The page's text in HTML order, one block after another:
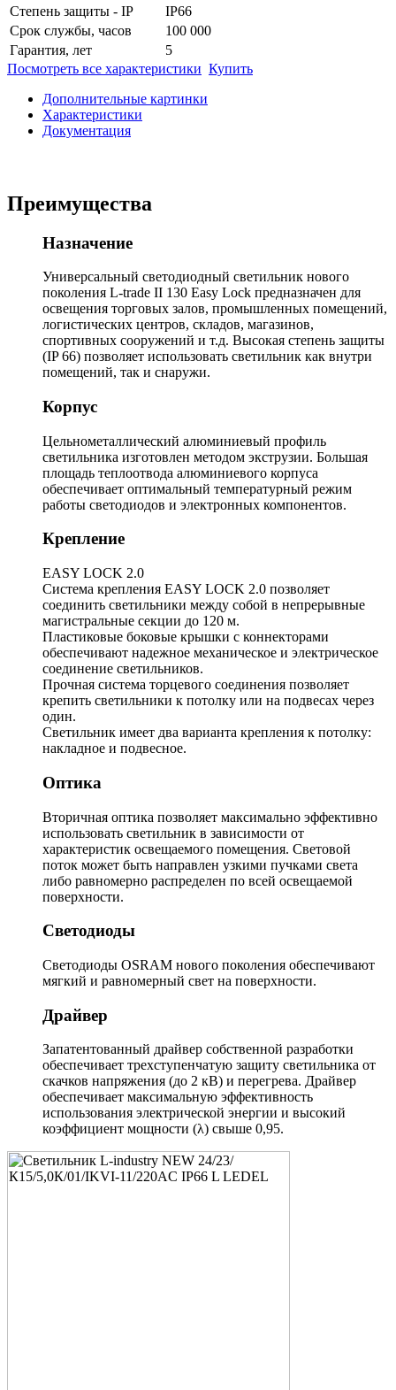
Степень защиты - IP
IP66
Срок службы, часов
100 000
Гарантия, лет
5
Посмотреть все характеристики Купить
Дополнительные картинки
Характеристики
Документация
Преимущества
Назначение
Универсальный светодиодный светильник нового
поколения L-trade II 130 Easy Lock предназначен для
освещения торговых залов, промышленных помещений,
логистических центров, складов, магазинов,
спортивных сооружений и т.д. Высокая степень защиты
(IP 66) позволяет использовать светильник как внутри
помещений, так и снаружи.
Корпус
Цельнометаллический алюминиевый профиль
светильника изготовлен методом экструзии. Большая
площадь теплоотвода алюминиевого корпуса
обеспечивает оптимальный температурный режим
работы светодиодов и электронных компонентов.
Крепление
EASY LOCK 2.0
Система крепления EASY LOCK 2.0 позволяет
соединить светильники между собой в непрерывные
магистральные секции до 120 м.
Пластиковые боковые крышки с коннекторами
обеспечивают надежное механическое и электрическое
соединение светильников.
Прочная система торцевого соединения позволяет
крепить светильники к потолку или на подвесах через
один.
Светильник имеет два варианта крепления к потолку:
накладное и подвесное.
Оптика
Вторичная оптика позволяет максимально эффективно
использовать светильник в зависимости от
характеристик освещаемого помещения. Световой
поток может быть направлен узкими пучками света
либо равномерно распределен по всей освещаемой
поверхности.
Светодиоды
Светодиоды OSRAM нового поколения обеспечивают
мягкий и равномерный свет на поверхности.
Драйвер
Запатентованный драйвер собственной разработки
обеспечивает трехступенчатую защиту светильника от
скачков напряжения (до 2 кВ) и перегрева. Драйвер
обеспечивает максимальную эффективность
использования электрической энергии и высокий
коэффициент мощности (λ) свыше 0,95.